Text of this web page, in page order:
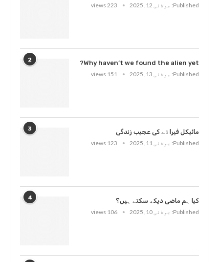
Published: جولائی 12, 2025 223 views
2
Why haven’t we found the alien yet?
Published: جولائی 13, 2025 151 views
3
مائیکل فیراڈے کی عجیب زندگی
Published: جولائی 11, 2025 123 views
4
کیا ہم ماضی دیکھ سکتے ہیں؟
Published: جولائی 10, 2025 106 views